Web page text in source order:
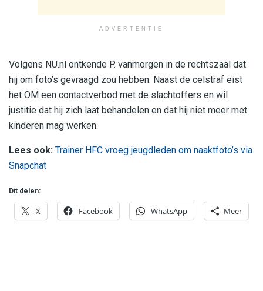
ADVERTENTIE
Volgens NU.nl ontkende P. vanmorgen in de rechtszaal dat
hij om foto’s gevraagd zou hebben. Naast de celstraf eist
het OM een contactverbod met de slachtoffers en wil
justitie dat hij zich laat behandelen en dat hij niet meer met
kinderen mag werken.
Lees ook: Trainer HFC vroeg jeugdleden om naaktfoto’s via
Snapchat
Dit delen:
X Facebook WhatsApp Meer